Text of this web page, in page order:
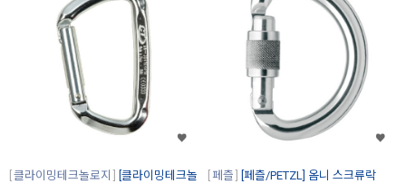
클라이밍테크놀로지
[클라이밍테크놀
페츨 [페츨/PETZL] 옴니 스크류락